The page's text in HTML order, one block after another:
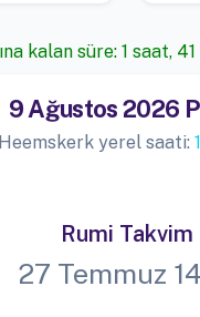
kalan süre: 1 saat,
9 Ağustos 2026
Heemskerk yerel saati:
Rumi Takvim
27 Temmuz